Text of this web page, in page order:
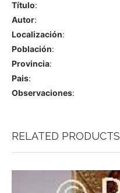
Título:
Autor:
Localización:
Población:
Provincia:
Pais:
Observaciones:
RELATED PRODUCTS